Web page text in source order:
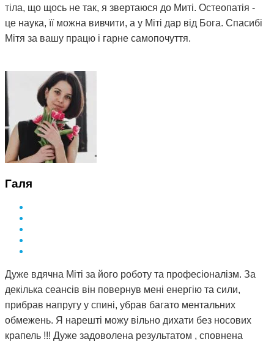
тіла, що щось не так, я звертаюся до Миті. Остеопатія -
це наука, її можна вивчити, а у Міті дар від Бога. Спасибі
Мітя за вашу працю і гарне самопочуття.
Галя
Дуже вдячна Міті за його роботу та професіоналізм. За
декілька сеансів він повернув мені енергію та сили,
прибрав напругу у спині, убрав багато ментальних
обмежень. Я нарешті можу вільно дихати без носових
крапель !!! Дуже задоволена результатом , сповнена